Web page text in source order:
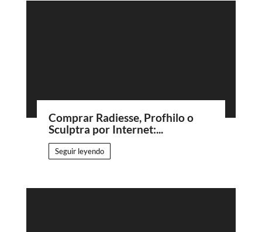
Comprar Radiesse, Profhilo o
Sculptra por Internet:...
Seguir leyendo